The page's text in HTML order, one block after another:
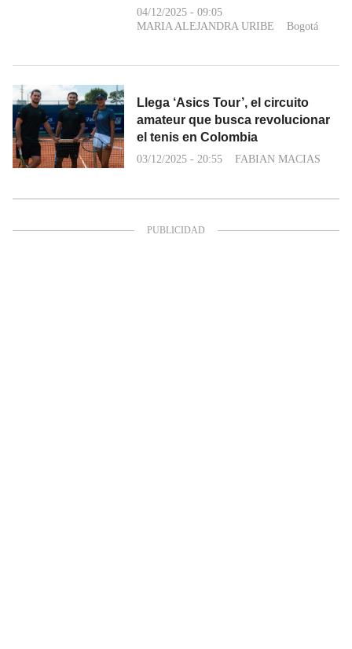
04/12/2025 - 09:05
MARIA ALEJANDRA URIBE
Bogotá
Llega ‘Asics Tour’, el circuito
amateur que busca revolucionar
el tenis en Colombia
03/12/2025 - 20:55 FABIAN MACIAS